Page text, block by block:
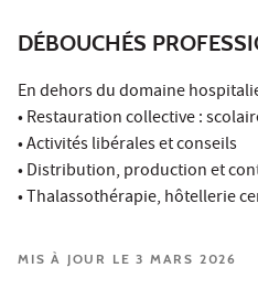
DÉBOUCHÉS
En dehors du domaine
• Restauration collective :
• Activités libérales et conseils
• Distribution, production et
• Thalassothérapie, hôtellerie
MIS À JOUR LE 3 MARS 2026